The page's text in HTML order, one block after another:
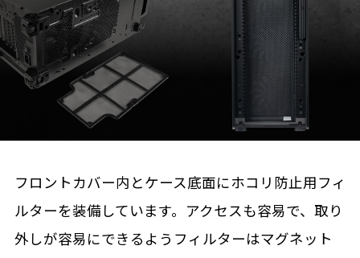
フロントカバー内とケース底面にホコリ防止用フィ
ルターを装備しています。アクセスも容易で、取り
外しが容易にできるようフィルターはマグネット